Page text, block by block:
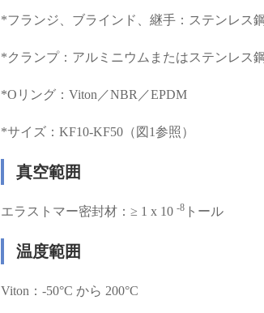
*フランジ、ブラインド、継手：ステンレス
*クランプ：アルミニウムまたはステンレス
*Oリング：Viton／NBR／EPDM
*サイズ：KF10-KF50（図1参照）
真空範囲
エラストマー密封材：≥ 1 x 10 -8 トール
温度範囲
Viton：-50°C から 200°C